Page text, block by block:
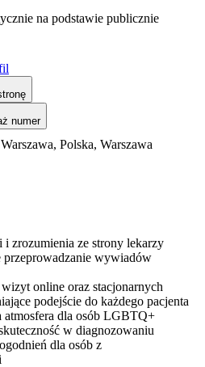
na podstawie publicznie
numer
Polska, Warszawa
zrozumienia ze strony lekarzy
wywiadów
online oraz stacjonarnych
podejście do każdego pacjenta
dla osób LGBTQ+
w diagnozowaniu
dla osób z